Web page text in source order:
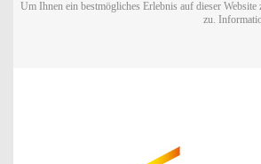
Um Ihnen ein bestmögliches Erlebnis auf dieser
zu.